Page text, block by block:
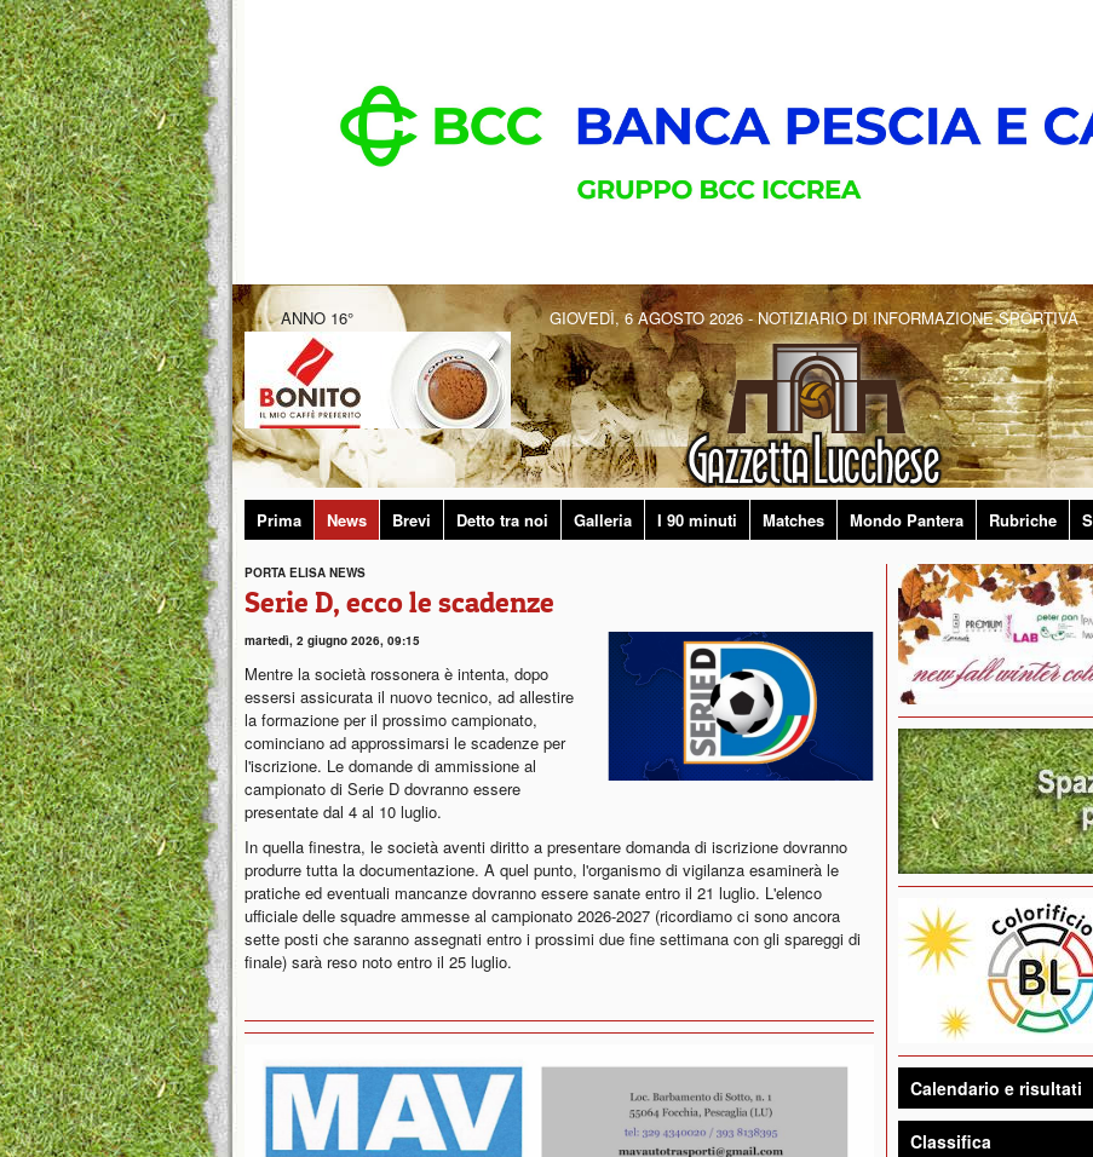
ANNO 16° GIOVEDÌ, 6 AGOSTO 2026 - NOTIZIARIO DI INFORMAZIONE SPORTIVA
Prima News Brevi Detto tra noi Galleria I 90 minuti Matches Mondo Pantera Rubriche
PORTA ELISA NEWS
Serie D, ecco le scadenze
martedì, 2 giugno 2026, 09:15
Mentre la società rossonera è intenta, dopo
essersi assicurata il nuovo tecnico, ad allestire
la formazione per il prossimo campionato,
cominciano ad approssimarsi le scadenze per
l'iscrizione. Le domande di ammissione al
campionato di Serie D dovranno essere
presentate dal 4 al 10 luglio.
In quella finestra, le società aventi diritto a presentare domanda di iscrizione dovranno
produrre tutta la documentazione. A quel punto, l'organismo di vigilanza esaminerà le
pratiche ed eventuali mancanze dovranno essere sanate entro il 21 luglio. L'elenco
ufficiale delle squadre ammesse al campionato 2026-2027 (ricordiamo ci sono ancora
sette posti che saranno assegnati entro i prossimi due fine settimana con gli spareggi di
finale) sarà reso noto entro il 25 luglio.
Calendario e risultati
Classifica